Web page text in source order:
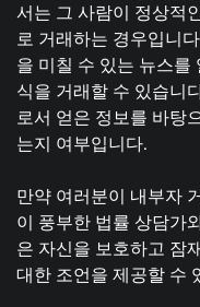
서는 그 사람이 정상적
로 거래하는 경우입니
을 미칠 수 있는 뉴스를
식을 거래할 수 있습니
로서 얻은 정보를 바탕
는지 여부입니다.
만약 여러분이 내부자
이 풍부한 법률 상담가
은 자신을 보호하고 잠
대한 조언을 제공할 수